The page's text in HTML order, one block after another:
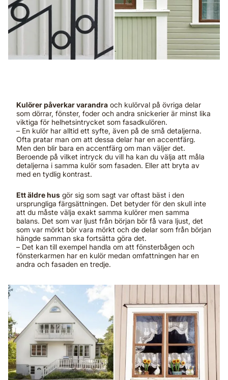
Kulörer påverkar varandra och kulörval på övriga delar
som dörrar, fönster, foder och andra snickerier är minst lika
viktiga för helhetsintrycket som fasadkulören.
– En kulör har alltid ett syfte, även på de små detaljerna.
Ofta pratar man om att dessa delar har en accentfärg.
Men den blir bara en accentfärg om man väljer det.
Beroende på vilket intryck du vill ha kan du välja att måla
detaljerna i samma kulör som fasaden. Eller att bryta av
med en tydlig kontrast.
Ett äldre hus gör sig som sagt var oftast bäst i den
ursprungliga färgsättningen. Det betyder för den skull inte
att du måste välja exakt samma kulörer men samma
balans. Det som var ljust från början bör få vara ljust, det
som var mörkt bör vara mörkt och de delar som från början
hängde samman ska fortsätta göra det.
– Det kan till exempel handla om att fönsterbågen och
fönsterkarmen har en kulör medan omfattningen har en
andra och fasaden en tredje.